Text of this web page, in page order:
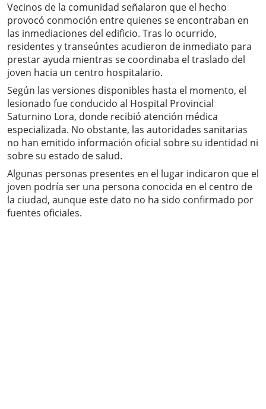
Vecinos de la comunidad señalaron que el hecho
provocó conmoción entre quienes se encontraban en
las inmediaciones del edificio. Tras lo ocurrido,
residentes y transeúntes acudieron de inmediato para
prestar ayuda mientras se coordinaba el traslado del
joven hacia un centro hospitalario.
Según las versiones disponibles hasta el momento, el
lesionado fue conducido al Hospital Provincial
Saturnino Lora, donde recibió atención médica
especializada. No obstante, las autoridades sanitarias
no han emitido información oficial sobre su identidad ni
sobre su estado de salud.
Algunas personas presentes en el lugar indicaron que el
joven podría ser una persona conocida en el centro de
la ciudad, aunque este dato no ha sido confirmado por
fuentes oficiales.